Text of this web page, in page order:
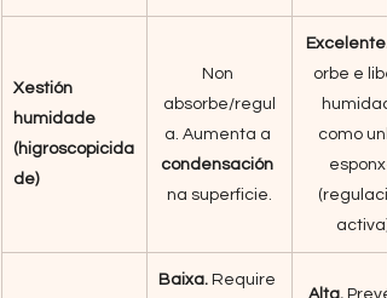
Xestión
humidade
(higroscopicida
de)
Non
absorbe/regul
a. Aumenta a
condensación
na superficie.
Excelente.
orbe e
como
activa).
Baixa. Require